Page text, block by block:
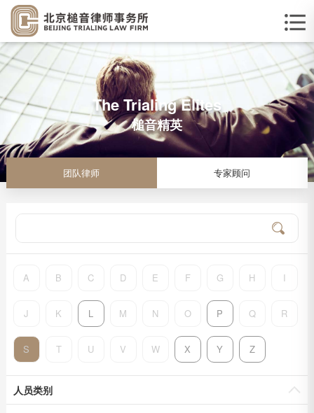
The Trialing Elites
槌音精英
团队律师 专家顾问
A B C D E F G H I
J K L M N O P Q R
S T U V W X Y Z
人员类别